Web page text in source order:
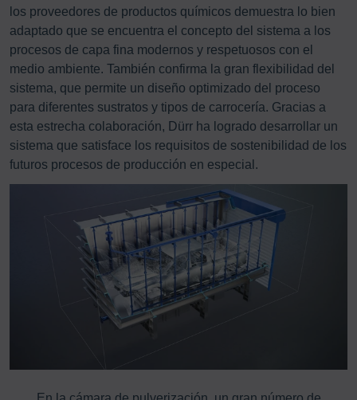
los proveedores de productos químicos demuestra lo bien
adaptado que se encuentra el concepto del sistema a los
procesos de capa fina modernos y respetuosos con el
medio ambiente. También confirma la gran flexibilidad del
sistema, que permite un diseño optimizado del proceso
para diferentes sustratos y tipos de carrocería. Gracias a
esta estrecha colaboración, Dürr ha logrado desarrollar un
sistema que satisface los requisitos de sostenibilidad de los
futuros procesos de producción en especial.